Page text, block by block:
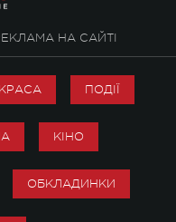
НА САЙТІ
КРАСА ПОДІЇ
КІНО
ОБКЛАДИНКИ